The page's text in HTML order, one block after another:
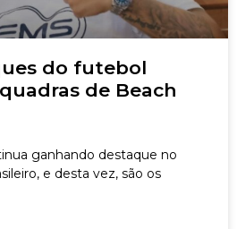
do futebol
de Beach
ganhando destaque no
e desta vez, são os